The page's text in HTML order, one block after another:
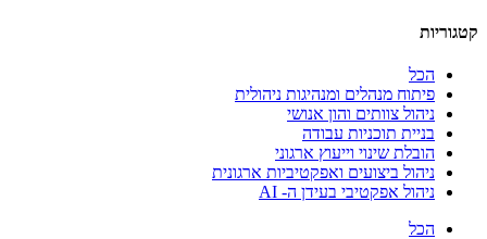
קטגוריות
הכל
פיתוח מנהלים ומנהיגות ניהולית
ניהול צוותים והון אנושי
בניית תוכניות עבודה
הובלת שינוי וייעוץ ארגוני
ניהול ביצועים ואפקטיביות ארגונית
ניהול אפקטיבי בעידן ה- AI
הכל